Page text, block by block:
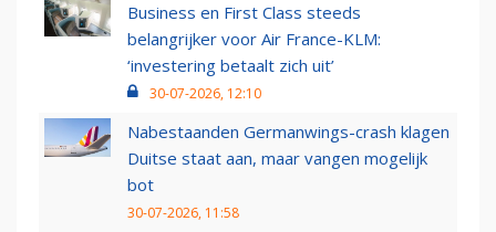
Business en First Class steeds
belangrijker voor Air France-KLM:
‘investering betaalt zich uit’
30-07-2026, 12:10
Nabestaanden Germanwings-crash klagen
Duitse staat aan, maar vangen mogelijk
bot
30-07-2026, 11:58